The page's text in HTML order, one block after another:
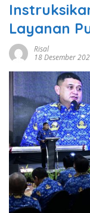
Layanan
Risal
18 Desember